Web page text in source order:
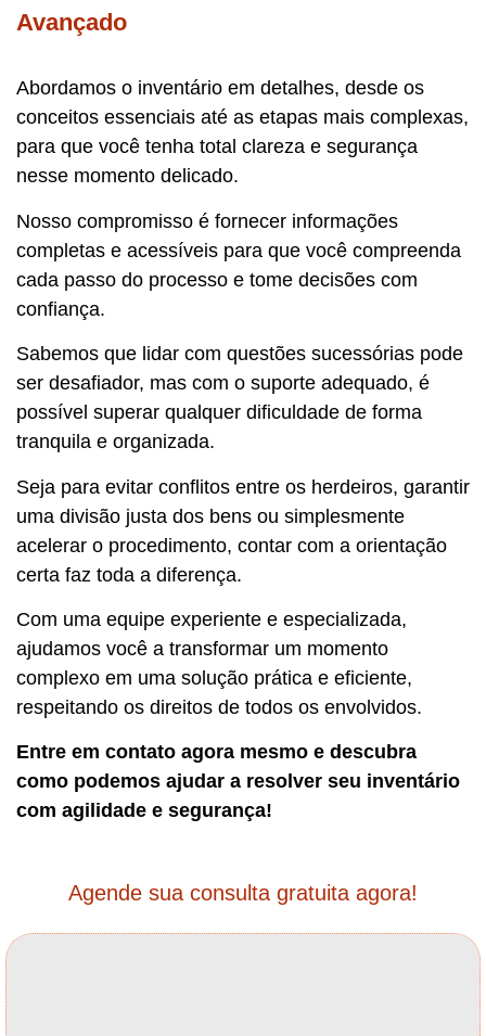
Avançado
Abordamos o inventário em detalhes, desde os
conceitos essenciais até as etapas mais complexas,
para que você tenha total clareza e segurança
nesse momento delicado.
Nosso compromisso é fornecer informações
completas e acessíveis para que você compreenda
cada passo do processo e tome decisões com
confiança.
Sabemos que lidar com questões sucessórias pode
ser desafiador, mas com o suporte adequado, é
possível superar qualquer dificuldade de forma
tranquila e organizada.
Seja para evitar conflitos entre os herdeiros, garantir
uma divisão justa dos bens ou simplesmente
acelerar o procedimento, contar com a orientação
certa faz toda a diferença.
Com uma equipe experiente e especializada,
ajudamos você a transformar um momento
complexo em uma solução prática e eficiente,
respeitando os direitos de todos os envolvidos.
Entre em contato agora mesmo e descubra
como podemos ajudar a resolver seu inventário
com agilidade e segurança!
Agende sua consulta gratuita agora!